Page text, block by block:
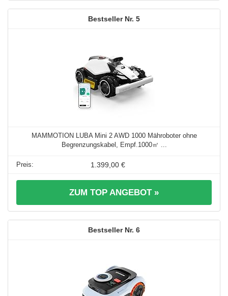
5
MAMMOTION LUBA Mini 2 AWD 1000 Mähroboter ohne
Begrenzungskabel, Empf.1000㎡ ...
1.399,00 €
ZUM TOP ANGEBOT »
6